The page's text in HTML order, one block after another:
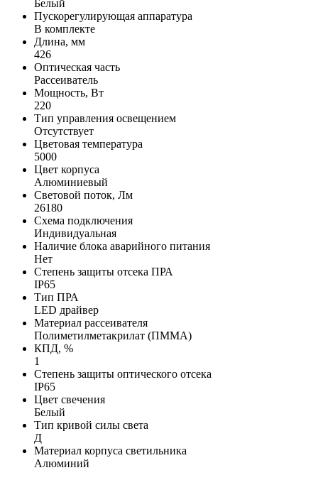
Белый
Пускорегулирующая аппаратура
В комплекте
Длина, мм
426
Оптическая часть
Рассеиватель
Мощность, Вт
220
Тип управления освещением
Отсутствует
Цветовая температура
5000
Цвет корпуса
Алюминиевый
Световой поток, Лм
26180
Схема подключения
Индивидуальная
Наличие блока аварийного питания
Нет
Степень защиты отсека ПРА
IP65
Тип ПРА
LED драйвер
Материал рассеивателя
Полиметилметакрилат (ПММА)
КПД, %
1
Степень защиты оптического отсека
IP65
Цвет свечения
Белый
Тип кривой силы света
Д
Материал корпуса светильника
Алюминий